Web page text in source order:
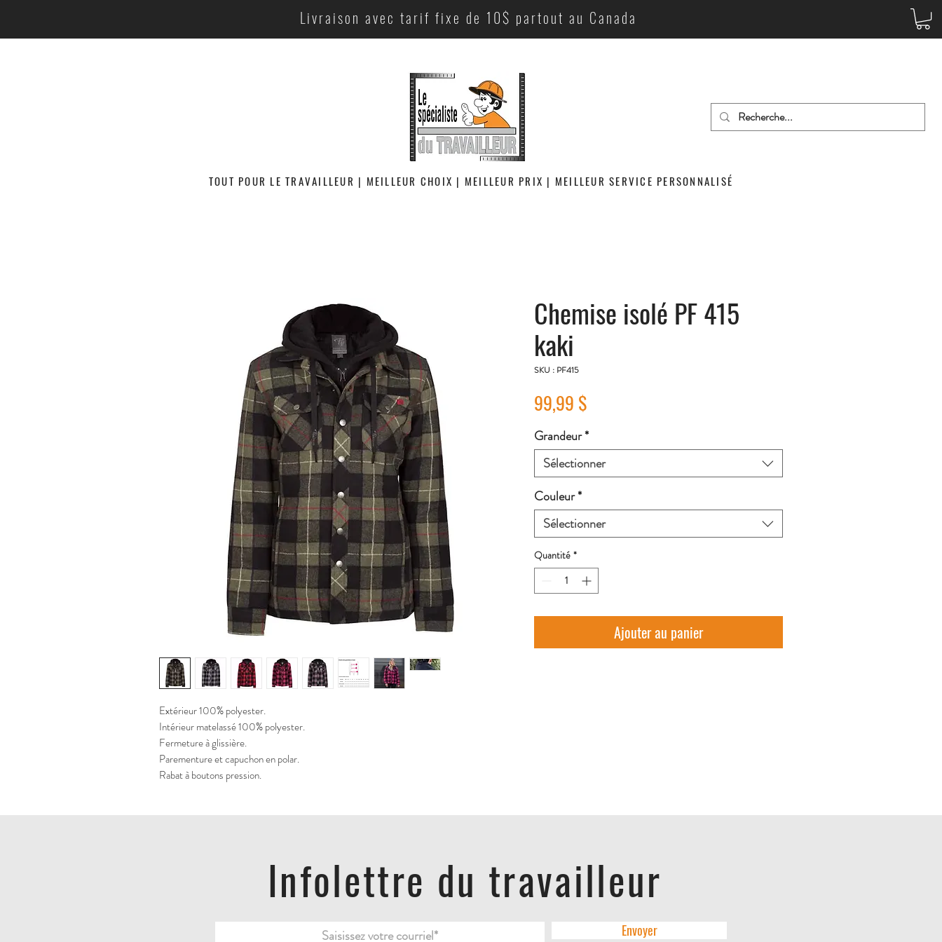
Livraison avec tarif fixe de 10$ partout au Canada
TOUT POUR LE TRAVAILLEUR | MEILLEUR CHOIX | MEILLEUR PRIX | MEILLEUR SERVICE PERSONNALISÉ
Extérieur 100% polyester.
Intérieur matelassé 100% polyester.
Fermeture à glissière.
Parementure et capuchon en polar.
Rabat à boutons pression.
Chemise isolé PF 415
kaki
SKU : PF415
99,99 $
Grandeur*
Sélectionner
Couleur*
Sélectionner
Quantité *
Ajouter au panier
Infolettre du travailleur
Envoyer